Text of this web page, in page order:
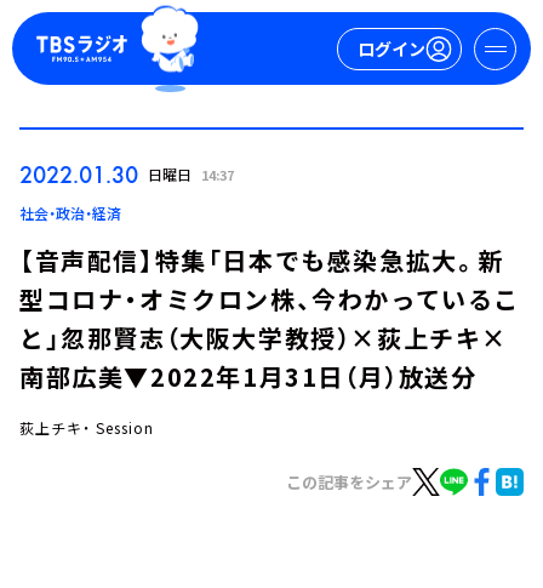
ログイン
今日の番組表
2022.01.30 日曜日 14:37
社会・政治・経済
【音声配信】特集「日本でも感染急拡大。新
型コロナ・オミクロン株、今わかっているこ
と」忽那賢志（大阪大学教授）×荻上チキ×
南部広美▼2022年1月31日（月）放送分
荻上チキ・ Session
この記事をシェア